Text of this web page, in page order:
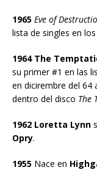
1965 Eve of
lista de singles en los
1964 The
su primer #1 en las
en dicirembre del 64
dentro del disco The
1962 Loretta Lynn
Opry.
1955 Nace en